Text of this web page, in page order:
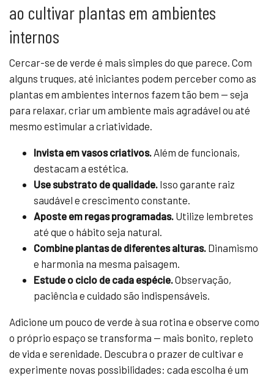
ao cultivar plantas em ambientes
internos
Cercar-se de verde é mais simples do que parece. Com
alguns truques, até iniciantes podem perceber como as
plantas em ambientes internos fazem tão bem — seja
para relaxar, criar um ambiente mais agradável ou até
mesmo estimular a criatividade.
Invista em vasos criativos. Além de funcionais,
destacam a estética.
Use substrato de qualidade. Isso garante raiz
saudável e crescimento constante.
Aposte em regas programadas. Utilize lembretes
até que o hábito seja natural.
Combine plantas de diferentes alturas. Dinamismo
e harmonia na mesma paisagem.
Estude o ciclo de cada espécie. Observação,
paciência e cuidado são indispensáveis.
Adicione um pouco de verde à sua rotina e observe como
o próprio espaço se transforma — mais bonito, repleto
de vida e serenidade. Descubra o prazer de cultivar e
experimente novas possibilidades: cada escolha é um